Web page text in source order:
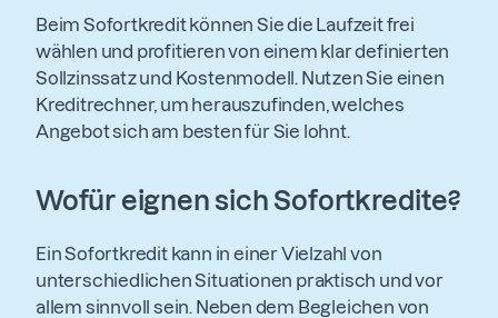
Beim Sofortkredit können Sie die Laufzeit frei
wählen und profitieren von einem klar definierten
Sollzinssatz und Kostenmodell. Nutzen Sie einen
Kreditrechner, um herauszufinden, welches
Angebot sich am besten für Sie lohnt.
Wofür eignen sich Sofortkredite?
Ein Sofortkredit kann in einer Vielzahl von
unterschiedlichen Situationen praktisch und vor
allem sinnvoll sein. Neben dem Begleichen von